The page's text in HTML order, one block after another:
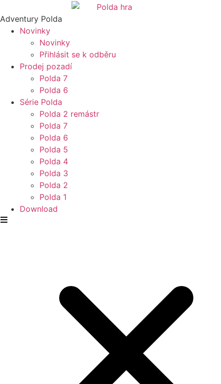
to
content
Adventury Polda
Novinky
Novinky
Přihlásit se k odběru
Prodej pozadí
Polda 7
Polda 6
Série Polda
Polda 2 remástr
Polda 7
Polda 6
Polda 5
Polda 4
Polda 3
Polda 2
Polda 1
Download